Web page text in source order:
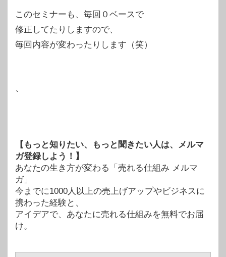
このセミナーも、毎回０ベースで
修正してたりしますので、
毎回内容が変わったりします（笑）
、
【もっと知りたい、もっと聞きたい人は、メルマ
ガ登録しよう！】
あなたの生き方が変わる「売れる仕組み メルマ
ガ」
今までに1000人以上の売上げアップやビジネスに
携わった経験と、
アイデアで、あなたに売れる仕組みを無料でお届
け。